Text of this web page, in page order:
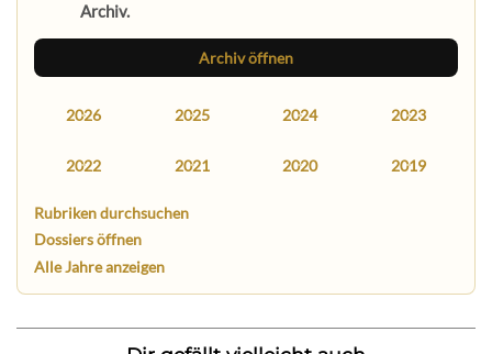
Archiv.
Archiv öffnen
2026 2025 2024 2023
2022 2021 2020 2019
Rubriken durchsuchen
Dossiers öffnen
Alle Jahre anzeigen